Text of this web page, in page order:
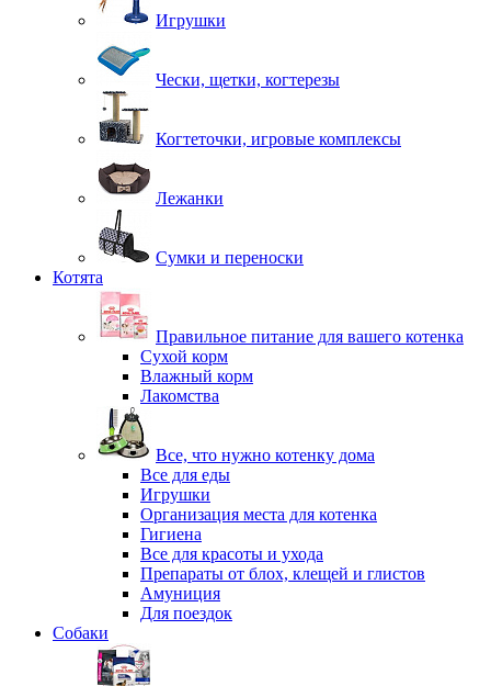
Игрушки
Чески, щетки, когтерезы
Когтеточки, игровые комплексы
Лежанки
Сумки и переноски
Котята
Правильное питание для вашего котенка
Сухой корм
Влажный корм
Лакомства
Все, что нужно котенку дома
Все для еды
Игрушки
Организация места для котенка
Гигиена
Все для красоты и ухода
Препараты от блох, клещей и глистов
Амуниция
Для поездок
Собаки